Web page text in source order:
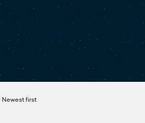
Newest first